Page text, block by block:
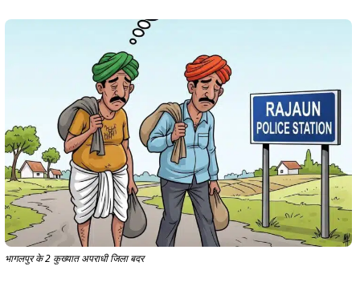
भागलपुर के 2 कुख्यात अपराधी जिला बदर